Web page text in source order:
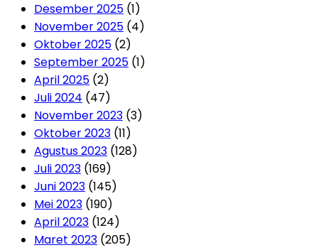
Desember 2025 (1)
November 2025 (4)
Oktober 2025 (2)
September 2025 (1)
April 2025 (2)
Juli 2024 (47)
November 2023 (3)
Oktober 2023 (11)
Agustus 2023 (128)
Juli 2023 (169)
Juni 2023 (145)
Mei 2023 (190)
April 2023 (124)
Maret 2023 (205)